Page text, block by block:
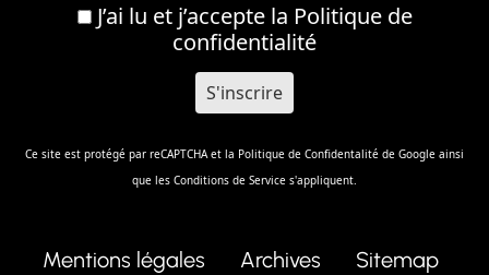
J’ai lu et j’accepte la Politique de
confidentialité
Ce site est protégé par reCAPTCHA et la Politique de Confidentalité de Google ainsi
que les Conditions de Service s'appliquent.
Mentions légales Archives
Sitemap